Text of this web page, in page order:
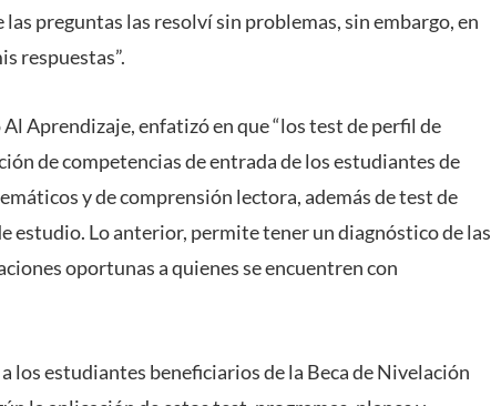
preguntas las resolví sin problemas, sin embargo, en
respuestas”.
Aprendizaje, enfatizó en que “los test de perfil de
de competencias de entrada de los estudiantes de
y de comprensión lectora, además de test de
estudio. Lo anterior, permite tener un diagnóstico de las
oportunas a quienes se encuentren con
los estudiantes beneficiarios de la Beca de Nivelación